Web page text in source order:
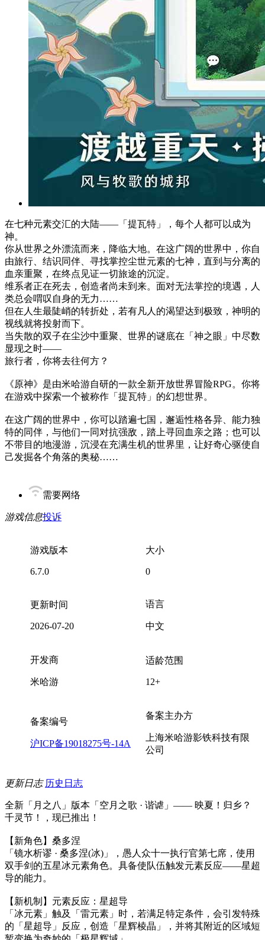
在七种元素交汇的大陆——「提瓦特」，每个人都可以成为
神。
你从世界之外漂流而来，降临大地。在这广阔的世界中，你自
由旅行、结识同伴、寻找掌控尘世元素的七神，直到与分离的
血亲重聚，在终点见证一切旅途的沉淀。
维系者正在死去，创造者尚未到来。面对无法掌控的境遇，人
类总会喟叹自身的无力……
但在人生最陡峭的转折处，若有凡人的渴望达到极致，神明的
视线就将投射而下。
当失散的双子在尘沙中重聚、世界的谜底在「神之眼」中尽数
显现之时——
旅行者，你将去往何方？
《原神》是由米哈游自研的一款全新开放世界冒险RPG。你将
在游戏中探索一个被称作「提瓦特」的幻想世界。
在这广阔的世界中，你可以踏遍七国，邂逅性格各异、能力独
特的同伴，与他们一同对抗强敌，踏上寻回血亲之路；也可以
不带目的地漫游，沉浸在充满生机的世界里，让好奇心驱使自
己发掘各个角落的奥秘……
需要网络
游戏信息投诉
游戏版本
6.7.0
大小
0
更新时间
2026-07-20
语言
中文
开发商
米哈游
适龄范围
12+
备案编号
沪ICP备19018275号-14A
备案主办方
上海米哈游影铁科技有限
公司
更新日志 历史日志
全新「月之八」版本「空月之歌 · 谐谑」—— 映夏！归乡？
千灵节！，现已推出！
【新角色】桑多涅
「镜水析谬 · 桑多涅(冰)」，愚人众十一执行官第七席，使用
双手剑的五星冰元素角色。具备使队伍触发元素反应——星超
导的能力。
【新机制】元素反应：星超导
「冰元素」触及「雷元素」时，若满足特定条件，会引发特殊
的「星超导」反应，创造「星辉棱晶」，并将其附近的区域短